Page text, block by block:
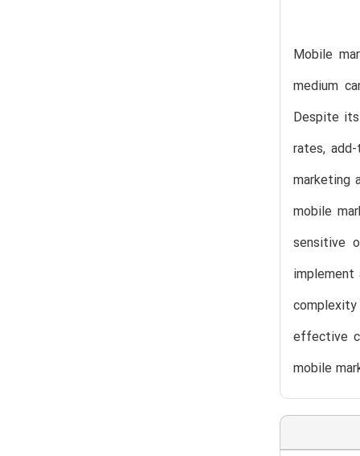
Mobile
medium
Despite
rates,
marketing
mobile
sensitive
effective
mobile